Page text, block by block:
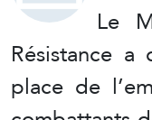
Le
Résistance
place de